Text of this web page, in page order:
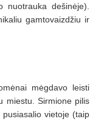
nuotrauka dešinėje).
gamtovaizdžiu ir
mėgdavo leisti
miestu. Sirmione pilis
vietoje (taip